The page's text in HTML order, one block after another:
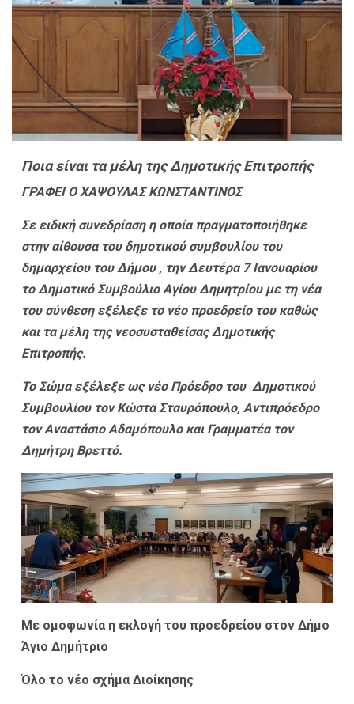
Ποια είναι τα μέλη της Δημοτικής Επιτροπής
ΓΡΑΦΕΙ Ο ΧΑΨΟΥΛΑΣ ΚΩΝΣΤΑΝΤΙΝΟΣ
Σε ειδική συνεδρίαση η οποία πραγματοποιήθηκε
στην αίθουσα του δημοτικού συμβουλίου του
δημαρχείου του Δήμου , την Δευτέρα 7 Ιανουαρίου
το Δημοτικό Συμβούλιο Αγίου Δημητρίου με τη νέα
του σύνθεση εξέλεξε το νέο προεδρείο του καθώς
και τα μέλη της νεοσυσταθείσας Δημοτικής
Επιτροπής.
Το Σώμα εξέλεξε ως νέο Πρόεδρο του Δημοτικού
Συμβουλίου τον Κώστα Σταυρόπουλο, Αντιπρόεδρο
τον Αναστάσιο Αδαμόπουλο και Γραμματέα τον
Δημήτρη Βρεττό.
Με ομοφωνία η εκλογή του προεδρείου στον Δήμο
Άγιο Δημήτριο
Όλο το νέο σχήμα Διοίκησης